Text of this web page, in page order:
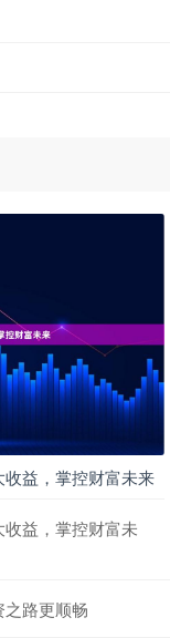
益，掌控财富未来
益，掌控财富未
路更顺畅